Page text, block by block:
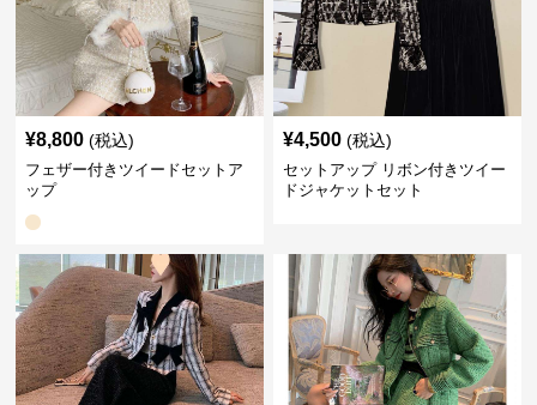
¥8,800 (税込)
フェザー付きツイードセットア
ップ
¥4,500 (税込)
セットアップ リボン付きツイー
ドジャケットセット